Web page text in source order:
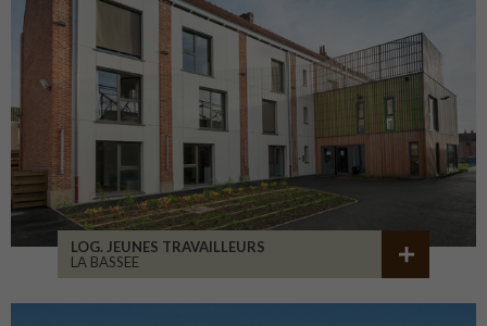
LOG. JEUNES TRAVAILLEURS
LA BASSEE